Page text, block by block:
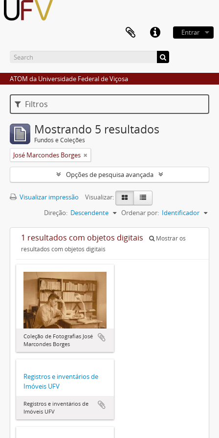
Entrar
ATOM da Universidade Federal de Viçosa
Filtros
Mostrando 5 resultados
Fundos e Coleções
José Marcondes Borges
Opções de pesquisa avançada
Visualizar impressão
Visualizar:
Ordenar por: Identificador
Direção: Descendente
1 resultados com objetos digitais
Mostrar os
resultados com objetos digitais
Coleção de Fotografias José
Marcondes Borges
Registros e inventários de
Imóveis UFV
Registros e inventários de
Imóveis UFV